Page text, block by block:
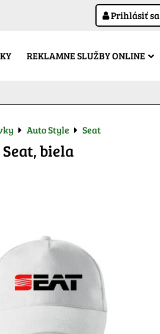
Prihlásiť sa
REKLAMNE SLUŽBY ONLINE
Auto Style Seat
biela